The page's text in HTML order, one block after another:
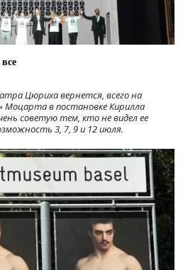
Цюриха вернется, всего на
Моцарта в постановке Кирилла
советую тем, кто не видел ее
3, 7, 9 и 12 июля.